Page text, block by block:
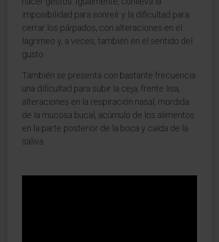
imposibilidad para sonreír y la dificultad para
cerrar los párpados, con alteraciones en el
lagrimeo y, a veces, también en el sentido del
gusto.
También se presenta con bastante frecuencia
una dificultad para subir la ceja, frente lisa,
alteraciones en la respiración nasal, mordida
de la mucosa bucal, acúmulo de los alimentos
en la parte posterior de la boca y caída de la
saliva.